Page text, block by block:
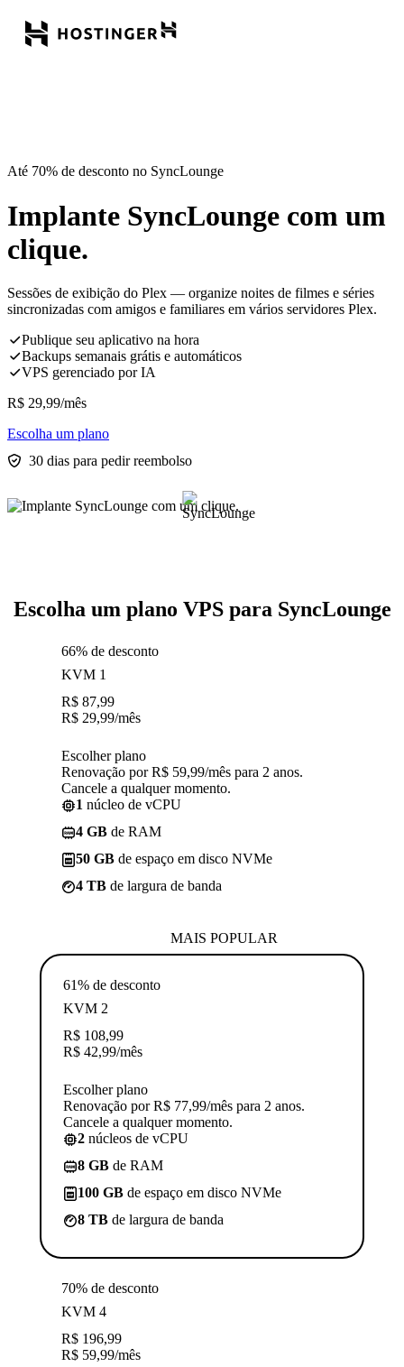
Até 70% de desconto no SyncLounge
Implante SyncLounge com um
clique.
Sessões de exibição do Plex — organize noites de filmes e séries
sincronizadas com amigos e familiares em vários servidores Plex.
Publique seu aplicativo na hora
Backups semanais grátis e automáticos
VPS gerenciado por IA
R$ 29,99/mês
Escolha um plano
30 dias para pedir reembolso
Escolha um plano VPS para SyncLounge
66% de desconto
KVM 1
R$ 87,99
R$ 29,99/mês
Escolher plano
Renovação por R$ 59,99/mês para 2 anos.
Cancele a qualquer momento.
1 núcleo de vCPU
4 GB de RAM
50 GB de espaço em disco NVMe
4 TB de largura de banda
MAIS POPULAR
61% de desconto
KVM 2
R$ 108,99
R$ 42,99/mês
Escolher plano
Renovação por R$ 77,99/mês para 2 anos.
Cancele a qualquer momento.
2 núcleos de vCPU
8 GB de RAM
100 GB de espaço em disco NVMe
8 TB de largura de banda
70% de desconto
KVM 4
R$ 196,99
R$ 59,99/mês